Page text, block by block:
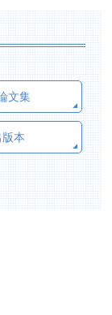
文集
版本